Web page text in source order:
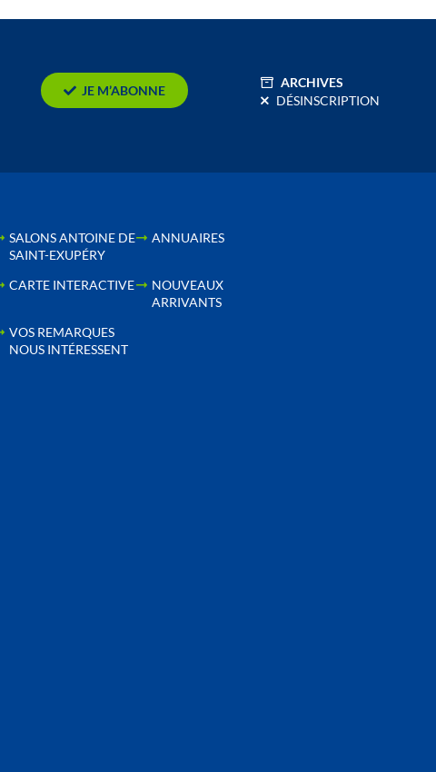
JE M’ABONNE
ARCHIVES
DÉSINSCRIPTION
SALONS ANTOINE DE
SAINT-EXUPÉRY
ANNUAIRES
CARTE INTERACTIVE
NOUVEAUX
ARRIVANTS
VOS REMARQUES
NOUS INTÉRESSENT